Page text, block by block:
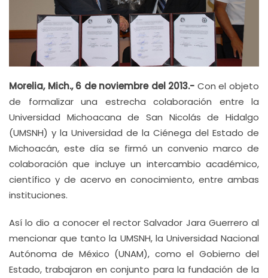
Morelia, Mich., 6 de noviembre del 2013.- Con el objeto
de formalizar una estrecha colaboración entre la
Universidad Michoacana de San Nicolás de Hidalgo
(UMSNH) y la Universidad de la Ciénega del Estado de
Michoacán, este día se firmó un convenio marco de
colaboración que incluye un intercambio académico,
científico y de acervo en conocimiento, entre ambas
instituciones.
Así lo dio a conocer el rector Salvador Jara Guerrero al
mencionar que tanto la UMSNH, la Universidad Nacional
Autónoma de México (UNAM), como el Gobierno del
Estado, trabajaron en conjunto para la fundación de la